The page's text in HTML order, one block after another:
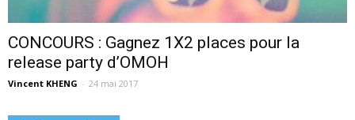
CONCOURS : Gagnez 1X2 places pour la
release party d’OMOH
Vincent KHENG - 24 mai 2017